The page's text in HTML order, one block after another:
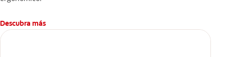
Descubra más